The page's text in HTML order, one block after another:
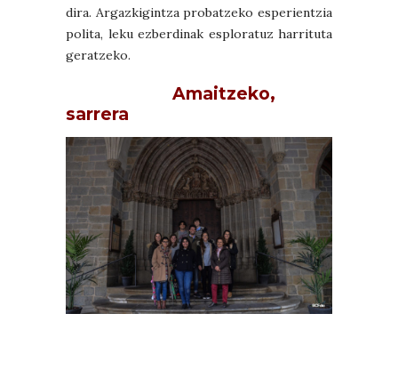
dira. Argazkigintza probatzeko esperientzia
polita, leku ezberdinak esploratuz harrituta
geratzeko.
Amaitzeko,
sarrera